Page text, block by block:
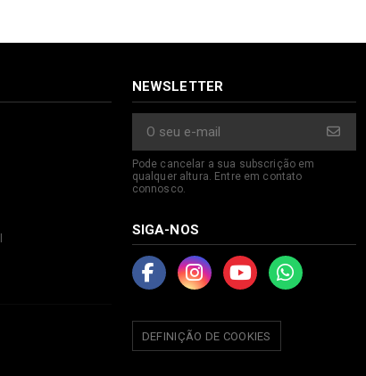
NEWSLETTER
Pode cancelar a sua subscrição em
qualquer altura. Entre em contato
connosco.
SIGA-NOS
DEFINIÇÃO DE COOKIES